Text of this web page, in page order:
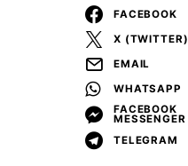
FACEBOOK
X (TWITTER)
EMAIL
WHATSAPP
FACEBOOK
MESSENGER
TELEGRAM